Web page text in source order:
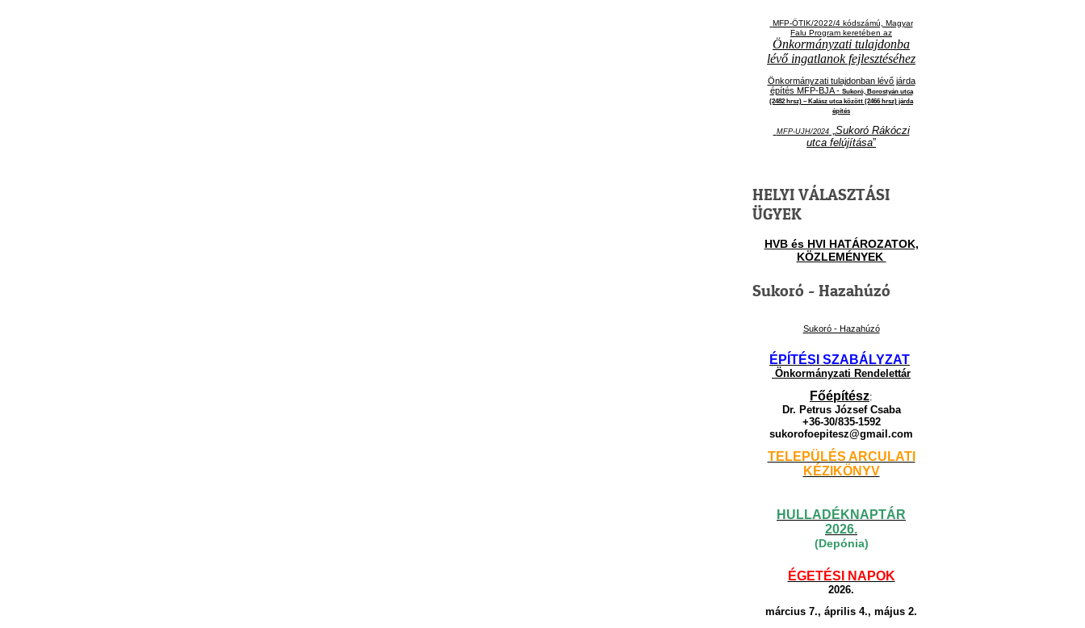
MFP-ÖTIK/2022/4 kódszámú, Magyar
Falu Program keretében az
Önkormányzati tulajdonba
lévő ingatlanok fejlesztéséhez
Önkormányzati tulajdonban lévő járda
építés MFP-BJA - Sukoró, Borostyán utca
(2482 hrsz) – Kalász utca között (2466 hrsz) járda
építés
MFP-UJH/2024„ Sukoró Rákóczi
utca felújítása”
HELYI VÁLASZTÁSI
ÜGYEK
HVB és HVI HATÁROZATOK,
KÖZLEMÉNYEK
Sukoró - Hazahúzó
Sukoró - Hazahúzó
ÉPÍTÉSI SZABÁLYZAT
Önkormányzati Rendelettár
Főépítész:
Dr. Petrus József Csaba
+36-30/835-1592
sukorofoepitesz@gmail.com
TELEPÜLÉS ARCULATI
KÉZIKÖNYV
HULLADÉKNAPTÁR
2026.
(Depónia)
ÉGETÉSI NAPOK
2026.
március 7., április 4., május 2.